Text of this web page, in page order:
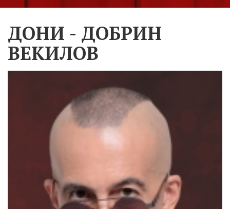
ДОНИ - ДОБРИН
ВЕКИЛОВ